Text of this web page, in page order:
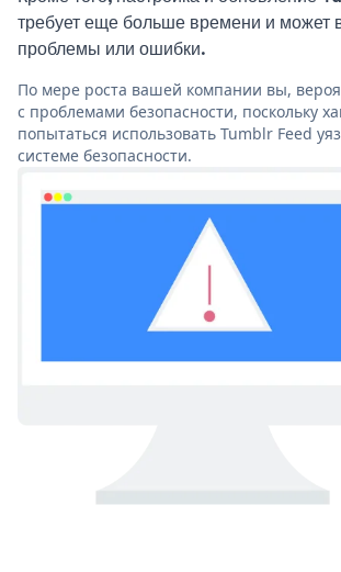
требует еще больше времени и может
проблемы или ошибки.
По мере роста вашей компании вы,
с проблемами безопасности, поскольку
попытаться использовать Tumblr Feed
системе безопасности.